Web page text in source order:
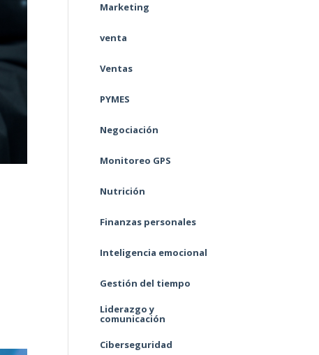
Marketing
venta
Ventas
PYMES
Negociación
Monitoreo GPS
Nutrición
Finanzas personales
Inteligencia emocional
Gestión del tiempo
Liderazgo y
comunicación
Ciberseguridad